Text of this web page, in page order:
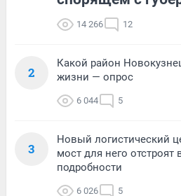
14 266 12
2
Какой район
жизни — опрос
6 044 5
3
Новый логистический
мост для него отстроят
подробности
6 026 5